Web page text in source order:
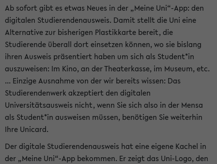
Ab sofort gibt es etwas Neues in der „Meine Uni“-App: den
digitalen Studierendenausweis. Damit stellt die Uni eine
Alternative zur bisherigen Plastikkarte bereit, die
Studierende überall dort einsetzen können, wo sie bislang
ihren Ausweis präsentiert haben um sich als Student*in
auszuweisen: Im Kino, an der Theaterkasse, im Museum, etc.
... Einzige Ausnahme von der wir bereits wissen: Das
Studierendenwerk akzeptiert den digitalen
Universitätsausweis nicht, wenn Sie sich also in der Mensa
als Student*in ausweisen müssen, benötigen Sie weiterhin
Ihre Unicard.
Der digitale Studierendenausweis hat eine eigene Kachel in
der „Meine Uni“-App bekommen. Er zeigt das Uni-Logo, den